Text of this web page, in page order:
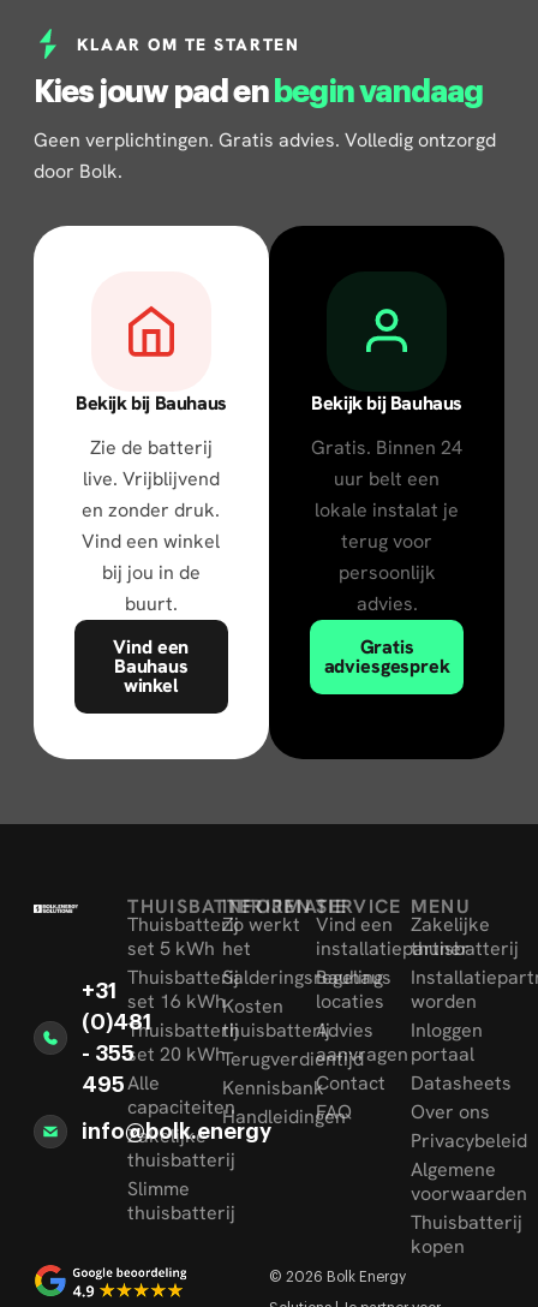
KLAAR OM TE STARTEN
Kies jouw pad en begin vandaag
Geen verplichtingen. Gratis advies. Volledig ontzorgd
door Bolk.
Bekijk bij Bauhaus
Zie de batterij
live. Vrijblijvend
en zonder druk.
Vind een winkel
bij jou in de
buurt.
Vind een
Bauhaus
winkel
Bekijk bij Bauhaus
Gratis. Binnen 24
uur belt een
lokale instalat je
terug voor
persoonlijk
advies.
Gratis
adviesgesprek
+31
(0)481
- 355
495
info@bolk.energy
THUISBATTERIJEN
Thuisbatterij
set 5 kWh
Thuisbatterij
set 16 kWh
Thuisbatterij
set 20 kWh
Alle
capaciteiten
Zakelijke
thuisbatterij
Slimme
thuisbatterij
INFORMATIE
Zo werkt
het
Salderingsregeling
Kosten
thuisbatterij
Terugverdientijd
Kennisbank
Handleidingen
SERVICE
Vind een
installatiepartner
Bauhaus
locaties
Advies
aanvragen
Contact
FAQ
MENU
Zakelijke
thuisbatterij
worden
Inloggen
portaal
Datasheets
Over ons
Privacybeleid
Algemene
voorwaarden
Thuisbatterij
kopen
© 2026 Bolk Energy